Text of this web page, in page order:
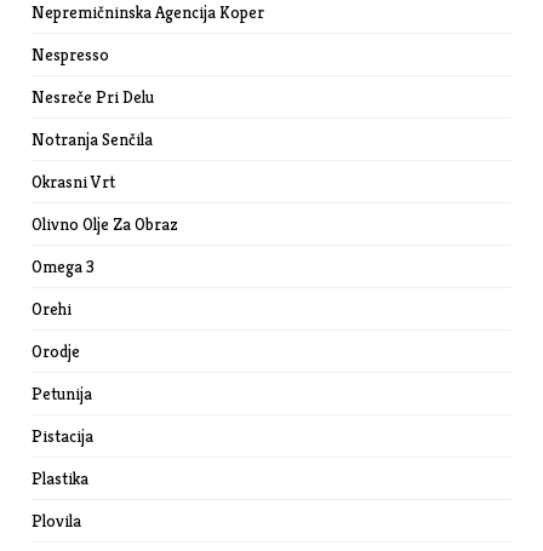
Nepremičninska Agencija Koper
Nespresso
Nesreče Pri Delu
Notranja Senčila
Okrasni Vrt
Olivno Olje Za Obraz
Omega 3
Orehi
Orodje
Petunija
Pistacija
Plastika
Plovila